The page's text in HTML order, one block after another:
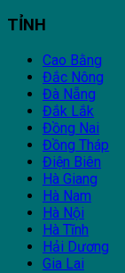
TỈNH
Cao Bằng
Đắc Nông
Đà Nẵng
Đắk Lắk
Đồng Nai
Đồng Tháp
Điện Biên
Hà Giang
Hà Nam
Hà Nội
Hà Tĩnh
Hải Dương
Gia Lai